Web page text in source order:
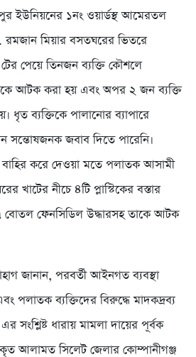
ইউনিয়নের ১নং ওয়ার্ডস্থ আমেরতল
রমজান মিয়ার বসতঘরের ভিতরে
টের পেয়ে তিনজন ব্যক্তি কৌশলে
আটক করা হয় এবং অপর ২ জন ব্যক্তি
ধৃত ব্যক্তিকে পালানোর ব্যাপারে
সন্তোষজনক জবাব দিতে পারেনি।
বাহির করে দেওয়া মতে পলাতক আসামী
খাটের নীচে ৪টি প্লাস্টিকের বস্তার
বোতল ফেনসিডিল উদ্ধারসহ তাকে আটক
জানান, পরবর্তী আইনগত ব্যবস্থা
পলাতক ব্যক্তিদের বিরুদ্ধে মাদকদ্রব্য
সংশ্লিষ্ট ধারায় মামলা দায়ের পূর্বক
আলামত সিলেট জেলার কোম্পানীগঞ্জ